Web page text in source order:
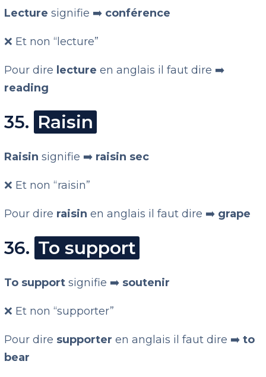
Lecturesignifie ➡️ conférence
❌ Et non “lecture”
Pour dire lectureen anglais il faut dire ➡️
reading
35. Raisin
Raisinsignifie ➡️ raisin sec
❌ Et non “raisin”
Pour dire raisinen anglais il faut dire ➡️ grape
36. To support
To supportsignifie ➡️ soutenir
❌ Et non “supporter”
Pour dire supporteren anglais il faut dire ➡️to
bear